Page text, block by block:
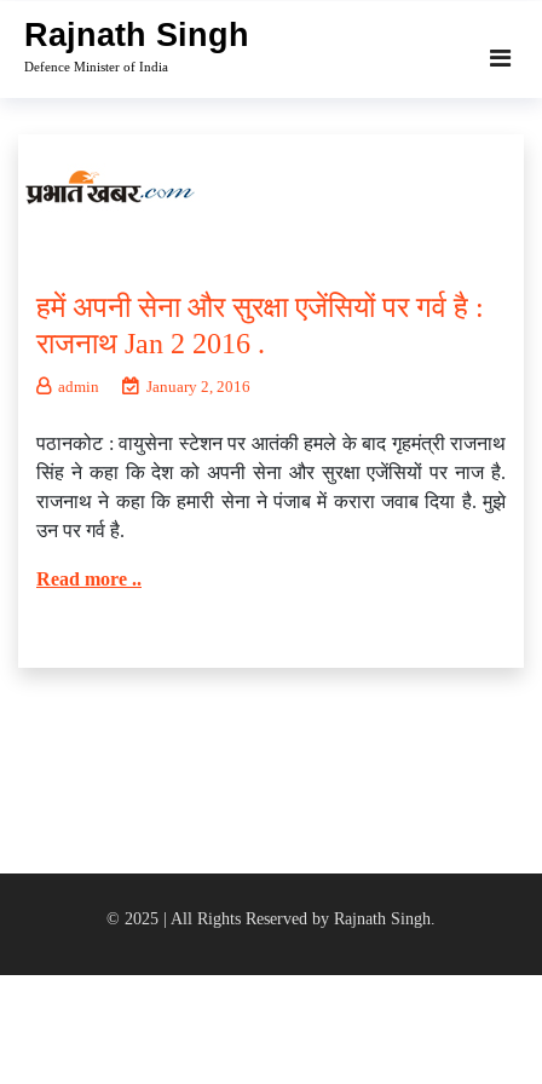
content
Rajnath Singh
Defence Minister of India
हमें अपनी सेना और सुरक्षा एजेंसियों पर गर्व है :
राजनाथ Jan 2 2016 .
admin January 2, 2016
पठानकोट : वायुसेना स्‍टेशन पर आतंकी हमले के बाद गृहमंत्री राजनाथ
सिंह ने कहा कि देश को अपनी सेना और सुरक्षा एजेंसियों पर नाज है.
राजनाथ ने कहा कि हमारी सेना ने पंजाब में करारा जवाब दिया है. मुझे
उन पर गर्व है.
Read more ..
© 2025 | All Rights Reserved by Rajnath Singh.